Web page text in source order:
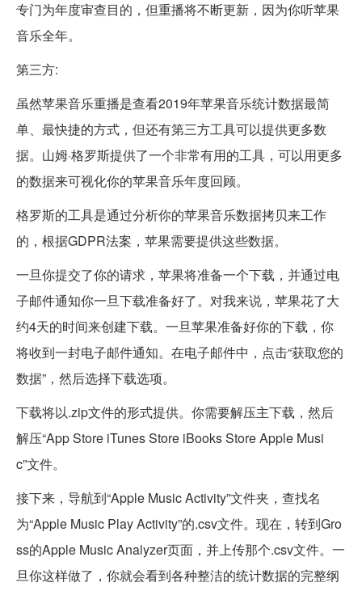
专门为年度审查目的，但重播将不断更新，因为你听苹果
音乐全年。
第三方:
虽然苹果音乐重播是查看2019年苹果音乐统计数据最简
单、最快捷的方式，但还有第三方工具可以提供更多数
据。山姆·格罗斯提供了一个非常有用的工具，可以用更多
的数据来可视化你的苹果音乐年度回顾。
格罗斯的工具是通过分析你的苹果音乐数据拷贝来工作
的，根据GDPR法案，苹果需要提供这些数据。
一旦你提交了你的请求，苹果将准备一个下载，并通过电
子邮件通知你一旦下载准备好了。对我来说，苹果花了大
约4天的时间来创建下载。一旦苹果准备好你的下载，你
将收到一封电子邮件通知。在电子邮件中，点击“获取您的
数据”，然后选择下载选项。
下载将以.zip文件的形式提供。你需要解压主下载，然后
解压“App Store iTunes Store iBooks Store Apple Musi
c”文件。
接下来，导航到“Apple Music Activity”文件夹，查找名
为“Apple Music Play Activity”的.csv文件。现在，转到Gro
ss的Apple Music Analyzer页面，并上传那个.csv文件。一
旦你这样做了，你就会看到各种整洁的统计数据的完整纲